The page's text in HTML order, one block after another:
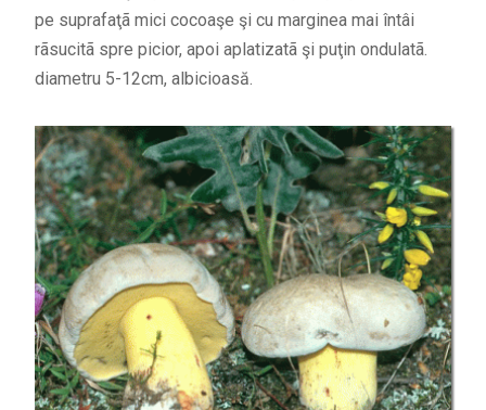
pe suprafaţã mici cocoaşe şi cu marginea mai întâi
rãsucitã spre picior, apoi aplatizatã şi puţin ondulatã.
diametru 5-12cm, albicioasă.